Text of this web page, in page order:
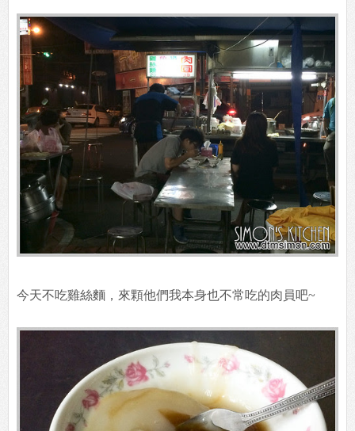
今天不吃雞絲麵，來顆他們我本身也不常吃的肉員吧~